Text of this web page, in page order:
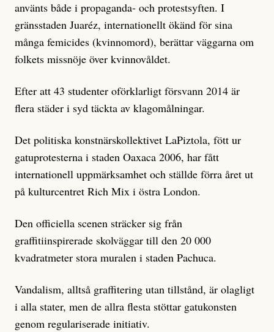
använts både i propaganda- och protestsyften. I
gränsstaden Juaréz, internationellt ökänd för sina
många femicides (kvinnomord), berättar väggarna om
folkets missnöje över kvinnovåldet.
Efter att 43 studenter oförklarligt försvann 2014 är
flera städer i syd täckta av klagomålningar.
Det politiska konstnärskollektivet LaPiztola, fött ur
gatuprotesterna i staden Oaxaca 2006, har fått
internationell uppmärksamhet och ställde förra året ut
på kulturcentret Rich Mix i östra London.
Den officiella scenen sträcker sig från
graffitiinspirerade skolväggar till den 20 000
kvadratmeter stora muralen i staden Pachuca.
Vandalism, alltså graffitering utan tillstånd, är olagligt
i alla stater, men de allra flesta stöttar gatukonsten
genom regulariserade initiativ.